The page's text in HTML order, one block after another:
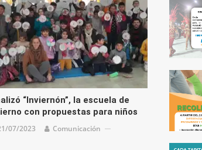
“Inviernón”, la escuela de
con propuestas para niños
07/2023 Comunicación